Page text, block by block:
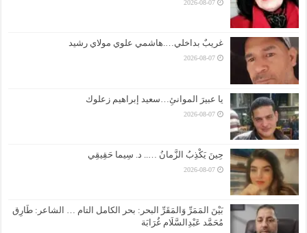
2026-08-07
غريبٌ بداخلي….هاشمي علوي مولاي رشيد
2026-08-07
يا عبيرَ الموانئِ…سعيد إبراهيم زعلوك
2026-08-07
حِينَ يَكْذِبُ الزَّمانُ ….. د. سِيما حَقِيقِي
2026-08-07
بَيْنَ المَمَرِّ وَالمَقَرِّ البحر: بحر الكامل التام … الشاعر: طَارِق
مُحَمَّد عَبْدِالسَّلَام غُرَابَة